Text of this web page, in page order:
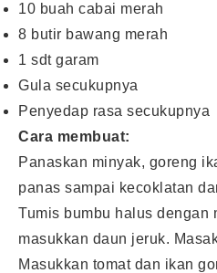
10 buah cabai merah
8 butir bawang merah
1 sdt garam
Gula secukupnya
Penyedap rasa secukupnya
Cara membuat:
Panaskan minyak, goreng
panas sampai kecoklatan
Tumis bumbu halus dengan
masukkan daun jeruk.
Masukkan tomat dan ikan